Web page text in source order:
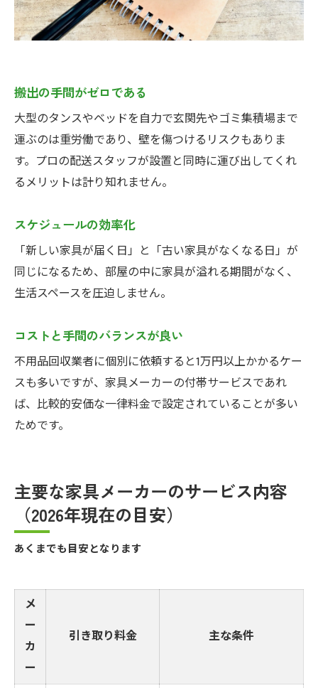
搬出の手間がゼロである
大型のタンスやベッドを自力で玄関先やゴミ集積場まで
運ぶのは重労働であり、壁を傷つけるリスクもありま
す。プロの配送スタッフが設置と同時に運び出してくれ
るメリットは計り知れません。
スケジュールの効率化
「新しい家具が届く日」と「古い家具がなくなる日」が
同じになるため、部屋の中に家具が溢れる期間がなく、
生活スペースを圧迫しません。
コストと手間のバランスが良い
不用品回収業者に個別に依頼すると1万円以上かかるケー
スも多いですが、家具メーカーの付帯サービスであれ
ば、比較的安価な一律料金で設定されていることが多い
ためです。
主要な家具メーカーのサービス内容
（2026年現在の目安）
あくまでも目安となります
メ
ー
カ
ー
引き取り料金 主な条件